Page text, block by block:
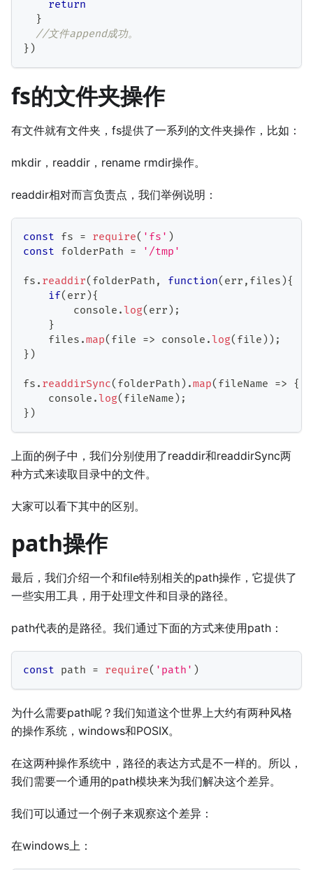
return
}
//文件append成功。
} )
fs的文件夹操作
有文件就有文件夹，fs提供了一系列的文件夹操作，比如：
mkdir，readdir，rename rmdir操作。
readdir相对而言负责点，我们举例说明：
const fs = require( 'fs' )
const folderPath = '/tmp'
fs . readdir( folderPath , function( err , files ){
if( err ){
        console
. log( err ) ;
}
    files
.map( file => console . log( file ) ) ;
} )
fs . readdirSync( folderPath ) .map( fileName => {
    console
. log( fileName ) ;
} )
上面的例子中，我们分别使用了readdir和readdirSync两
种方式来读取目录中的文件。
大家可以看下其中的区别。
path操作
最后，我们介绍一个和file特别相关的path操作，它提供了
一些实用工具，用于处理文件和目录的路径。
path代表的是路径。我们通过下面的方式来使用path：
const path = require( 'path' )
为什么需要path呢？我们知道这个世界上大约有两种风格
的操作系统，windows和POSIX。
在这两种操作系统中，路径的表达方式是不一样的。所以，
我们需要一个通用的path模块来为我们解决这个差异。
我们可以通过一个例子来观察这个差异：
在windows上：